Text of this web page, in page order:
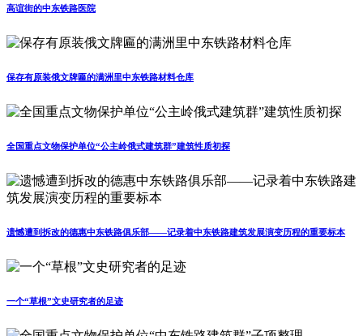
高谊街的中东铁路医院
保存有原装俄文牌匾的满洲里中东铁路材料仓库
全国重点文物保护单位“公主岭俄式建筑群”建筑性质初探
遗憾遭到拆改的德惠中东铁路俱乐部——记录着中东铁路建筑发展演变历程的重要标本
一个“草根”文史研究者的足迹